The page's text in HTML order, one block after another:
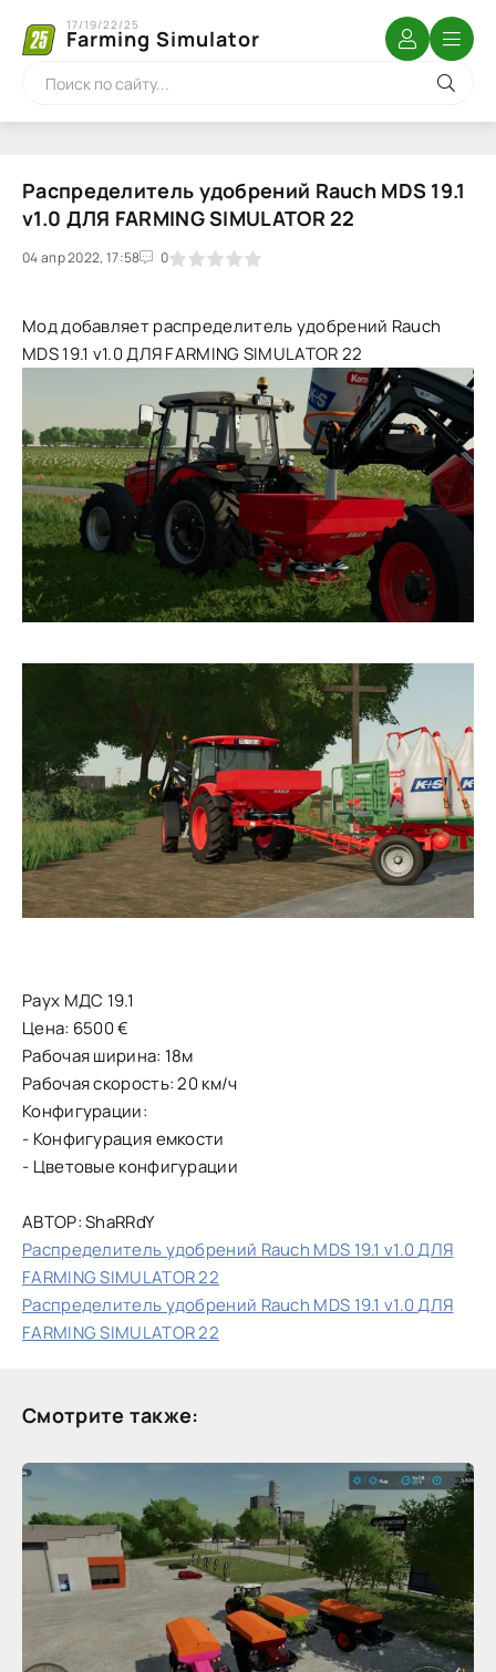
Farming Simulator
17/19/22/25
Распределитель удобрений Rauch MDS 19.1
v1.0 ДЛЯ FARMING SIMULATOR 22
04 апр 2022, 17:58 0
1 2 3 4 5
Мод добавляет распределитель удобрений Rauch
MDS 19.1 v1.0 ДЛЯ FARMING SIMULATOR 22
Раух МДС 19.1
Цена: 6500 €
Рабочая ширина: 18м
Рабочая скорость: 20 км/ч
Конфигурации:
- Конфигурация емкости
- Цветовые конфигурации
АВТОР: ShaRRdY
Распределитель удобрений Rauch MDS 19.1 v1.0 ДЛЯ
FARMING SIMULATOR 22
Распределитель удобрений Rauch MDS 19.1 v1.0 ДЛЯ
FARMING SIMULATOR 22
Смотрите также: